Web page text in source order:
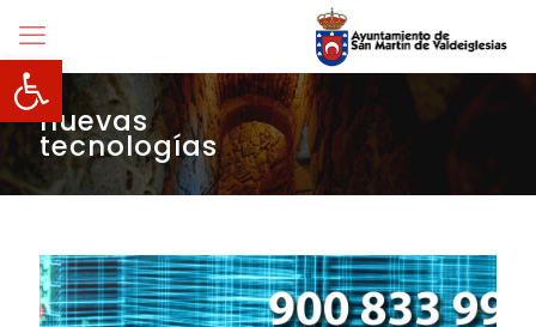
Abrir barra de herramientas
nuevas
tecnologías